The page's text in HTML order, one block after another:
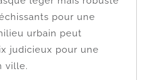
pour une
urbain peut
judicieux pour une
ville.